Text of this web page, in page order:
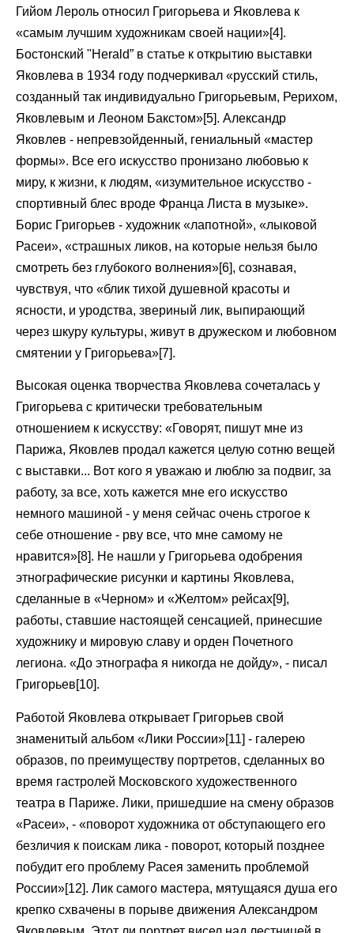
Гийом Лероль относил Григорьева и Яковлева к
«самым лучшим художникам своей нации»[4].
Бостонский "Herald” в статье к открытию выставки
Яковлева в 1934 году подчеркивал «русский стиль,
созданный так индивидуально Григорьевым, Рерихом,
Яковлевым и Леоном Бакстом»[5]. Александр
Яковлев - непревзойденный, гениальный «мастер
формы». Все его искусство пронизано любовью к
миру, к жизни, к людям, «изумительное искусство -
спортивный блес вроде Франца Листа в музыке».
Борис Григорьев - художник «лапотной», «лыковой
Расеи», «страшных ликов, на которые нельзя было
смотреть без глубокого волнения»[6], сознавая,
чувствуя, что «блик тихой душевной красоты и
ясности, и уродства, звериный лик, выпирающий
через шкуру культуры, живут в дружеском и любовном
смятении у Григорьева»[7].
Высокая оценка творчества Яковлева сочеталась у
Григорьева с критически требовательным
отношением к искусству: «Говорят, пишут мне из
Парижа, Яковлев продал кажется целую сотню вещей
с выставки... Вот кого я уважаю и люблю за подвиг, за
работу, за все, хоть кажется мне его искусство
немного машиной - у меня сейчас очень строгое к
себе отношение - рву все, что мне самому не
нравится»[8]. Не нашли у Григорьева одобрения
этнографические рисунки и картины Яковлева,
сделанные в «Черном» и «Желтом» рейсах[9],
работы, ставшие настоящей сенсацией, принесшие
художнику и мировую славу и орден Почетного
легиона. «До этнографа я никогда не дойду», - писал
Григорьев[10].
Работой Яковлева открывает Григорьев свой
знаменитый альбом «Лики России»[11] - галерею
образов, по преимуществу портретов, сделанных во
время гастролей Московского художественного
театра в Париже. Лики, пришедшие на смену образов
«Расеи», - «поворот художника от обступающего его
безличия к поискам лика - поворот, который позднее
побудит его проблему Расея заменить проблемой
России»[12]. Лик самого мастера, мятущаяся душа его
крепко схвачены в порыве движения Александром